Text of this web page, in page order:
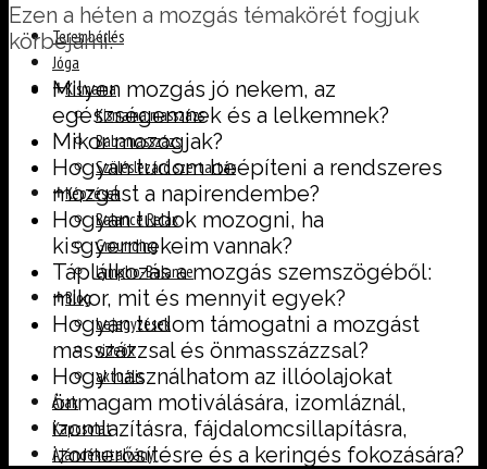
Terembérlés
Jóga
+Kismama
Kismama masszázs
Babamasszázs
Szüléslezáró szertartás
+Képzések
Balance Relax
Grounding
Lympho-Balance
+Blog
bejegyzések
videók
aktuális
Árak
Kapcsolat
Ajándékutalvány
Ezen a héten a mozgás témakörét fogjuk
körbejárni:
Milyen mozgás jó nekem, az
egészségemnek és a lelkemnek?
Mikor mozogjak?
Hogyan tudom beépíteni a rendszeres
mozgást a napirendembe?
Hogyan tudok mozogni, ha
kisgyermekeim vannak?
Táplálkozás a mozgás szemszögéből:
mikor, mit és mennyit egyek?
Hogyan tudom támogatni a mozgást
masszázzsal és önmasszázzsal?
Hogy használhatom az illóolajokat
önmagam motiválására, izomláznál,
izomlazításra, fájdalomcsillapításra,
izomerősítésre és a keringés fokozására?